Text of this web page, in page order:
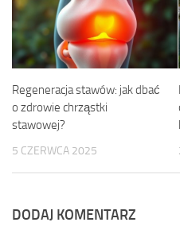
Regeneracja stawów: jak dbać
o zdrowie chrząstki
stawowej?
5 CZERWCA 2025
DODAJ KOMENTARZ